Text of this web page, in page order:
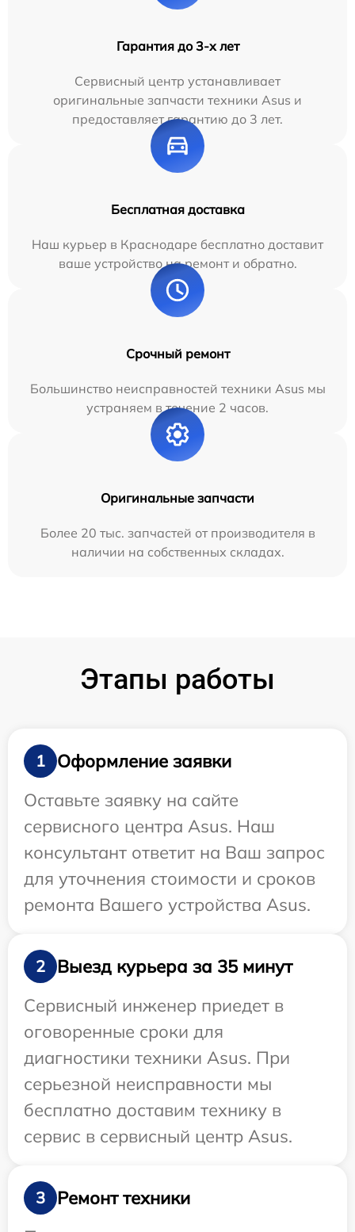
Гарантия до 3-х лет
Сервисный центр устанавливает
оригинальные запчасти техники Asus и
предоставляет гарантию до 3 лет.
Бесплатная доставка
Наш курьер в Краснодаре бесплатно доставит
ваше устройство на ремонт и обратно.
Срочный ремонт
Большинство неисправностей техники Asus мы
устраняем в течение 2 часов.
Оригинальные запчасти
Более 20 тыс. запчастей от производителя в
наличии на собственных складах.
Этапы работы
1
Оформление заявки
Оставьте заявку на сайте
сервисного центра Asus. Наш
консультант ответит на Ваш запрос
для уточнения стоимости и сроков
ремонта Вашего устройства Asus.
2
Выезд курьера за 35 минут
Сервисный инженер приедет в
оговоренные сроки для
диагностики техники Asus. При
серьезной неисправности мы
бесплатно доставим технику в
сервис в сервисный центр Asus.
3
Ремонт техники